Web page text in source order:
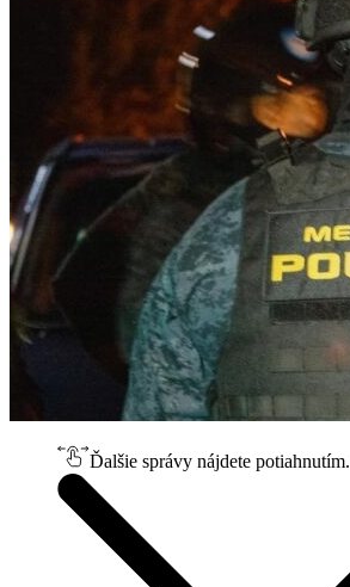
Ďalšie správy nájdete potiahnutím.